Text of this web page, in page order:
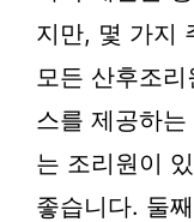
지만, 몇 가지
모든 산후조
스를 제공하
는 조리원이
좋습니다. 둘